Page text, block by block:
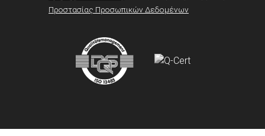
Προστασίας Προσωπικών Δεδομένων